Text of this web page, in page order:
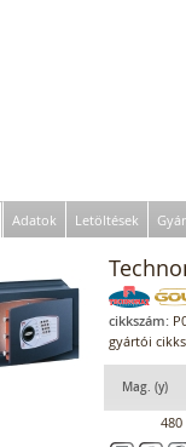
Adatok Letöltések
cikkszám:
gyártói
Mag. (y)
480